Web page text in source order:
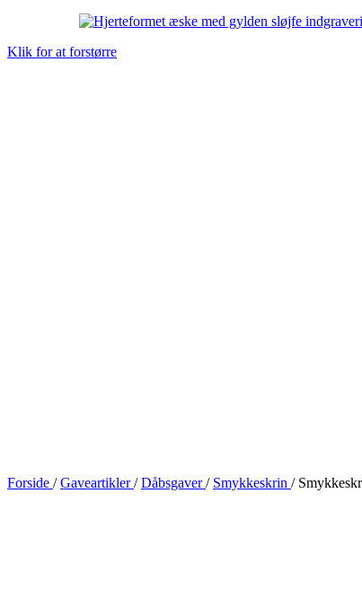
Klik for at forstørre
Forside / Gaveartikler/ Dåbsgaver/ Smykkeskrin /